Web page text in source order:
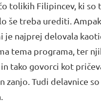
tolikih Filipincev, ki so
še treba urediti.
je najprej delovala
tema programa, ter
tako govorci kot
Tudi delavnice